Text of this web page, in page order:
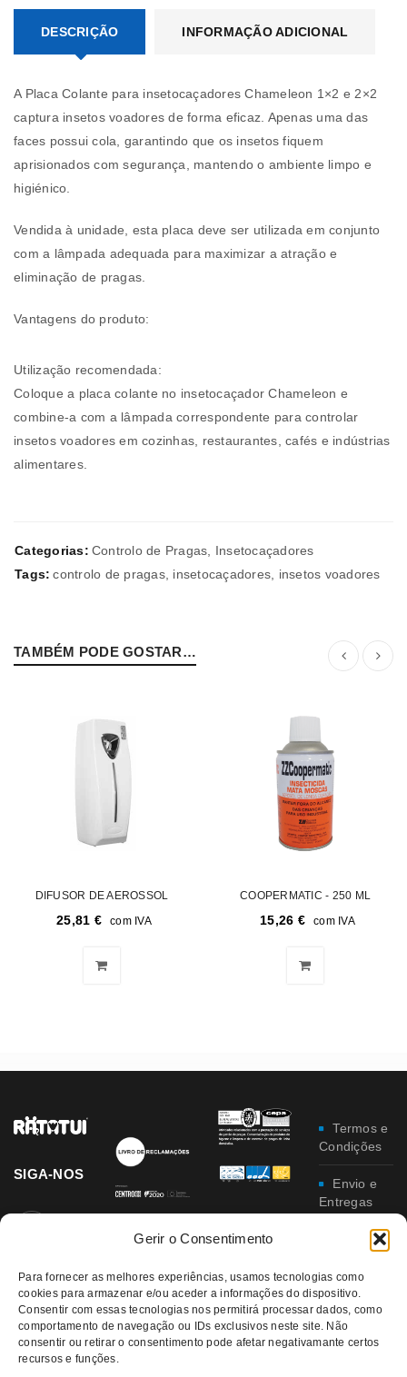
Gerir o Consentimento
Para fornecer as melhores experiências, usamos tecnologias como
cookies para armazenar e/ou aceder a informações do dispositivo.
Consentir com essas tecnologias nos permitirá processar dados, como
comportamento de navegação ou IDs exclusivos neste site. Não
consentir ou retirar o consentimento pode afetar negativamante certos
recursos e funções.
DESCRIÇÃO INFORMAÇÃO ADICIONAL
A Placa Colante para insetocaçadores Chameleon 1×2 e 2×2
captura insetos voadores de forma eficaz. Apenas uma das
faces possui cola, garantindo que os insetos fiquem
aprisionados com segurança, mantendo o ambiente limpo e
higiénico.
Vendida à unidade, esta placa deve ser utilizada em conjunto
com a lâmpada adequada para maximizar a atração e
eliminação de pragas.
Vantagens do produto:
Utilização recomendada:
Coloque a placa colante no insetocaçador Chameleon e
combine-a com a lâmpada correspondente para controlar
insetos voadores em cozinhas, restaurantes, cafés e indústrias
alimentares.
Categorias: Controlo de Pragas, Insetocaçadores
Tags: controlo de pragas, insetocaçadores, insetos voadores
TAMBÉM PODE GOSTAR…
DIFUSOR DE AEROSSOL
25,81 € com IVA
COOPERMATIC - 250 ML
15,26 € com IVA
SIGA-NOS
Termos e
Condições
Envio e
Entregas
Trocas e
Política
de
Privacidade